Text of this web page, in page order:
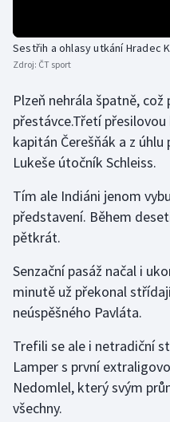
Parasport
Plavání
Plážový volejbal
Rychlobruslení
Short track
Stolní tenis
Triatlon
Sestřih a ohlasy utkání Hradec
Zdroj: ČT sport
Plzeň nehrála špatně,
přestávce.Třetí
kapitán Čerešňák a z
Lukeše útočník Schleiss.
Tím ale Indiáni jenom
představení. Během
pětkrát.
Senzační pasáž načal i
minutě už překonal
neúspěšného Pavláta.
Trefili se ale i netradiční
Lamper s první
Nedomlel, který svým
všechny.